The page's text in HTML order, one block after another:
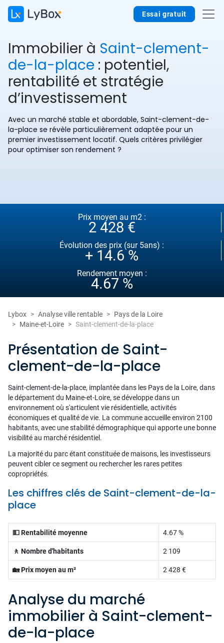
Essai gratuit
Immobilier à Saint-clement-
de-la-place : potentiel,
rentabilité et stratégie
d’investissement
Avec un marché stable et abordable, Saint-clement-de-
la-place se révèle particulièrement adaptée pour un
premier investissement locatif. Quels critères privilégier
pour optimiser son rendement ?
Prix moyen au m2 :
2 428 €
Évolution des prix (sur 5ans) :
+ 14.6 %
Rendement moyen :
4.67 %
Lybox Analyse ville rentable
Pays de la Loire
Maine-et-Loire
Saint-clement-de-la-place
Présentation de Saint-
clement-de-la-place
Saint-clement-de-la-place, implantée dans les Pays de la Loire, dans
le département du Maine-et-Loire, se développe dans un
environnement où s'articulent vie résidentielle, activités
économiques et qualité de vie. La commune accueille environ 2100
habitants, avec une stabilité démographique qui apporte une bonne
visibilité au marché résidentiel.
La majorité du parc étant constituée de maisons, les investisseurs
peuvent cibler ce segment ou rechercher les rares petites
copropriétés.
Les chiffres clés de Saint-clement-de-la-
place
💵 Rentabilité moyenne 4.67 %
🚶 Nombre d'habitants 2 109
🏡 Prix moyen au m² 2 428 €
Analyse du marché
immobilier à Saint-clement-
de-la-place